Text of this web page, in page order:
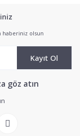
haberiniz olsun
Kayıt Ol
göz atın